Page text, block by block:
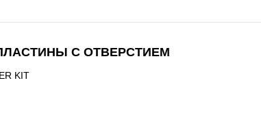
С ОТВЕРСТИЕМ
KIT